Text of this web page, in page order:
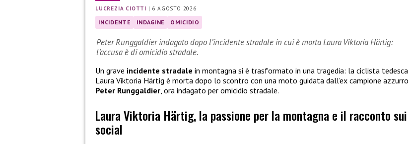
LUCREZIA CIOTTI | 6 AGOSTO 2026
INCIDENTE INDAGINE OMICIDIO
Peter Runggaldier indagato dopo l’incidente stradale in cui è morta Laura Viktoria Härtig:
l’accusa è di omicidio stradale.
Un grave incidente stradale in montagna si è trasformato in una tragedia: la ciclista tedesca
Laura Viktoria Härtig è morta dopo lo scontro con una moto guidata dall’ex campione azzurro
Peter Runggaldier, ora indagato per omicidio stradale.
Laura Viktoria Härtig, la passione per la montagna e il racconto sui
social